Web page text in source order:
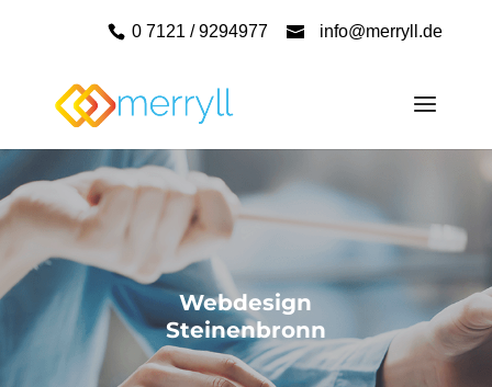
0 7121 / 9294977 info@merryll.de
Webdesign
Steinenbronn